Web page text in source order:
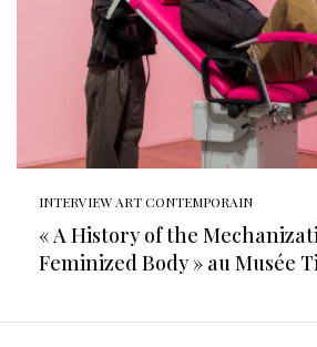
INTERVIEW ART CONTEMPORAIN
« A History of the
Feminized Body » au Musée